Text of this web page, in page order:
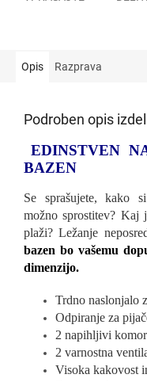
Opis Razprava
Podroben opis
EDINSTVEN
BAZEN
Se sprašujete, kako
možno sprostitev?
plaži? Ležanje
bazen bo vašemu
dimenzijo.
Trdno naslonjalo
Odpiranje za
2 napihljivi
2 varnostna
Visoka kakovost